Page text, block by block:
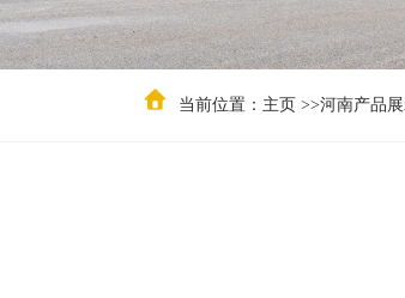
当前位置： 主页 >>河南产品